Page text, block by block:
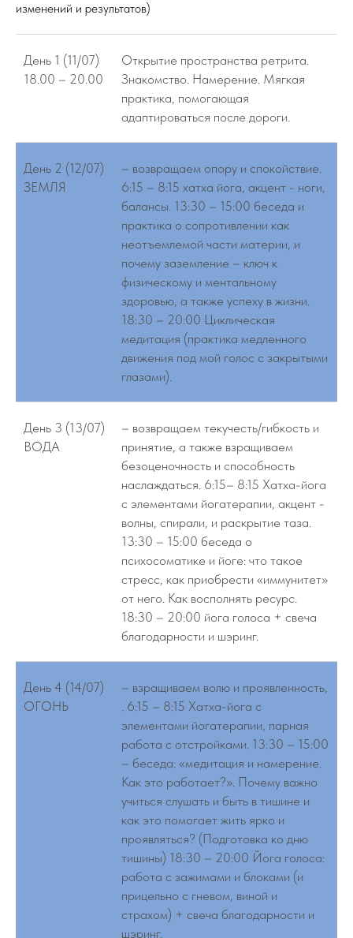
изменений и результатов)
День 1 (11/07)
18.00 – 20.00
Открытие пространства ретрита.
Знакомство. Намерение. Мягкая
практика, помогающая
адаптироваться после дороги.
День 2 (12/07)
ЗЕМЛЯ
– возвращаем опору и спокойствие.
6:15 – 8:15 хатха йога, акцент - ноги,
балансы. 13:30 – 15:00 беседа и
практика о сопротивлении как
неотъемлемой части материи, и
почему заземление – ключ к
физическому и ментальному
здоровью, а также успеху в жизни.
18:30 – 20:00 Циклическая
медитация (практика медленного
движения под мой голос с закрытыми
глазами).
День 3 (13/07)
ВОДА
– возвращаем текучесть/гибкость и
принятие, а также взращиваем
безоценочность и способность
наслаждаться. 6:15– 8:15 Хатха-йога
с элементами йогатерапии, акцент -
волны, спирали, и раскрытие таза.
13:30 – 15:00 беседа о
психосоматике и йоге: что такое
стресс, как приобрести «иммунитет»
от него. Как восполнять ресурс.
18:30 – 20:00 йога голоса + свеча
благодарности и шэринг.
День 4 (14/07)
ОГОНЬ
– взращиваем волю и проявленность,
. 6:15 – 8:15 Хатха-йога с
элементами йогатерапии, парная
работа с отстройками. 13:30 – 15:00
– беседа: «медитация и намерение.
Как это работает?». Почему важно
учиться слушать и быть в тишине и
как это помогает жить ярко и
проявляться? (Подготовка ко дню
тишины) 18:30 – 20:00 Йога голоса:
работа с зажимами и блоками (и
прицельно с гневом, виной и
страхом) + свеча благодарности и
шэринг.